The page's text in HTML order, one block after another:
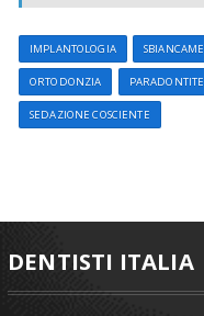
IMPLANTOLOGIA
ORTODONZIA
SEDAZIONE COSCIENTE
DENTISTI ITALIA